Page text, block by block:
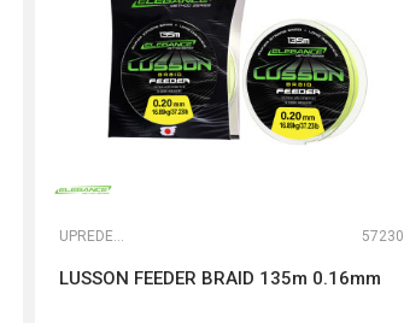
UPREDENE STRUNE 57230
LUSSON FEEDER BRAID 135m 0.16mm